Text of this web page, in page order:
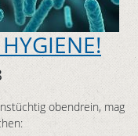
obendrein, mag